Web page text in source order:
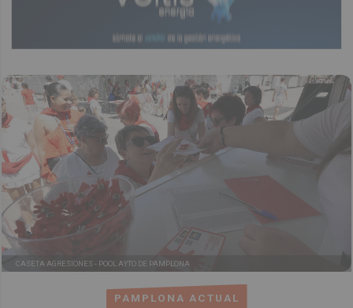
PAMPLONA ACTUAL
CASETA AGRESIONES - POOL AYTO DE PAMPLONA